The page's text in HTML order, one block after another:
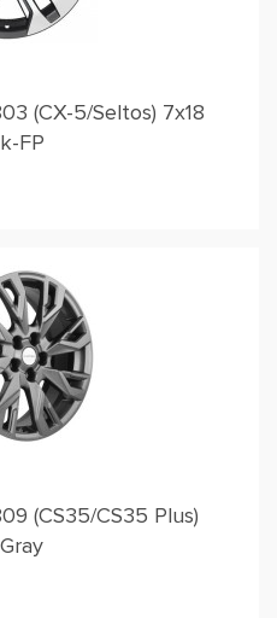
(CX-5/Seltos) 7x18
FP
(CS35/CS35 Plus)